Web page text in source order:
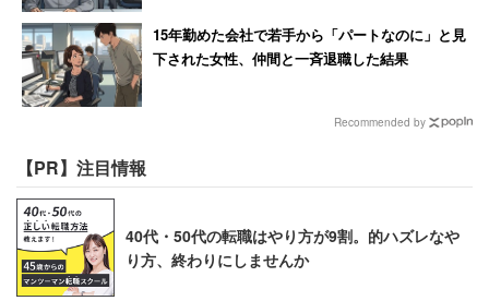
15年勤めた会社で若手から「パートなのに」と見
下された女性、仲間と一斉退職した結果
Recommended by
【PR】注目情報
40代・50代の転職はやり方が9割。的ハズレなや
り方、終わりにしませんか